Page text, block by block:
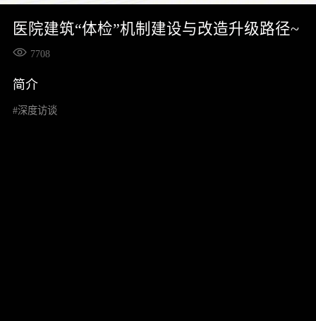
医院建筑“体检”机制建设与改造升级路径~
7708
简介
#深度访谈